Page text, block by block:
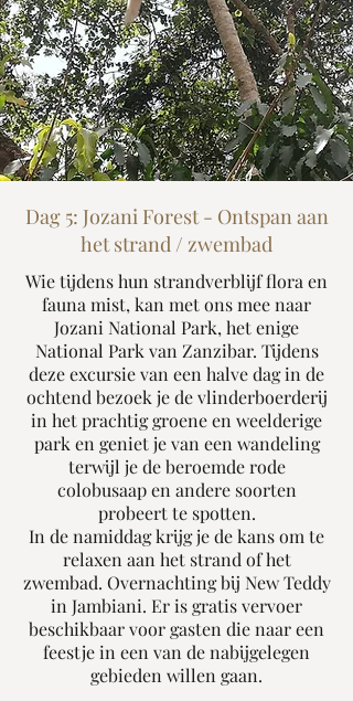
Dag 5: Jozani Forest - Ontspan aan
het strand / zwembad
Wie tijdens hun strandverblijf flora en
fauna mist, kan met ons mee naar
Jozani National Park, het enige
National Park van Zanzibar. Tijdens
deze excursie van een halve dag in de
ochtend bezoek je de vlinderboerderij
in het prachtig groene en weelderige
park en geniet je van een wandeling
terwijl je de beroemde rode
colobusaap en andere soorten
probeert te spotten.
In de namiddag krijg je de kans om te
relaxen aan het strand of het
zwembad. Overnachting bij New Teddy
in Jambiani. Er is gratis vervoer
beschikbaar voor gasten die naar een
feestje in een van de nabijgelegen
gebieden willen gaan.